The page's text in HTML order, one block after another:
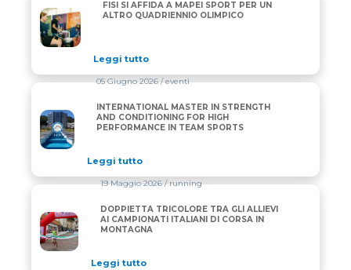
FISI SI AFFIDA A MAPEI SPORT PER UN ALTRO
FISI SI AFFIDA A MAPEI SPORT PER UN
ALTRO QUADRIENNIO OLIMPICO
Leggi tutto
INTERNATIONAL MASTER IN STRENGTH AND
05 Giugno 2026/ eventi
INTERNATIONAL MASTER IN STRENGTH
AND CONDITIONING FOR HIGH
PERFORMANCE IN TEAM SPORTS
Leggi tutto
DOPPIETTA TRICOLORE TRA GLI ALLIEVI AI
19 Maggio 2026/ running
DOPPIETTA TRICOLORE TRA GLI ALLIEVI
AI CAMPIONATI ITALIANI DI CORSA IN
MONTAGNA
Leggi tutto